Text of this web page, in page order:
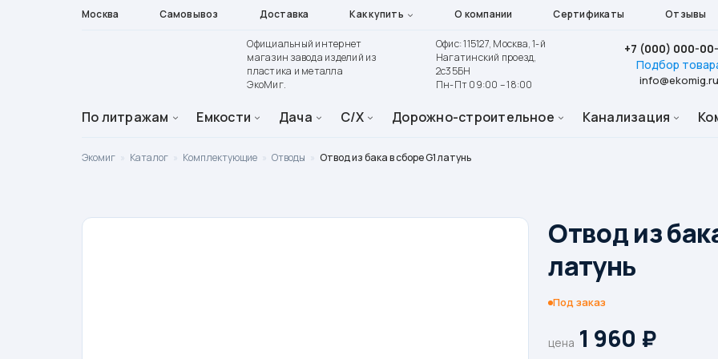
Москва Самовывоз Доставка Как купить О компании Сертификаты Отзывы
Официальный интернет
магазин завода изделий из
пластика и металла
ЭкоМиг.
Офис: 115127, Москва, 1-й
Нагатинский проезд,
2с35БН
Пн-Пт 09:00 – 18:00
+7 (000) 000-
Подбор
info@ekomig.ru
По литражам Емкости Дача С/Х Дорожно-строительное Канализация
Экомиг » Каталог » Комплектующие » Отводы » Отвод из бака в сборе G1 латунь
Отвод из
латунь
Под заказ
цена 1 960 ₽